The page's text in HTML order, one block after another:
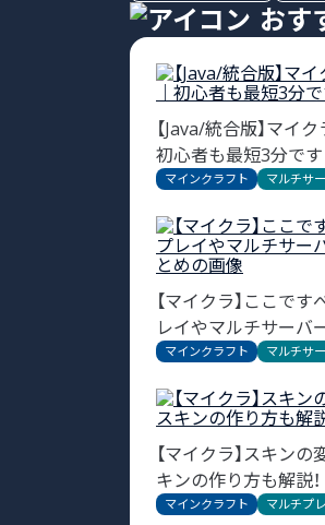
おす
【Java/統合版】マイ
初心者も最短3分で
マインクラフト マルチサ
【マイクラ】ここで
レイやマルチサーバ
めマインクラフト マルチサ
【マイクラ】スキン
キンの作り方も解説！
マインクラフト マルチプ